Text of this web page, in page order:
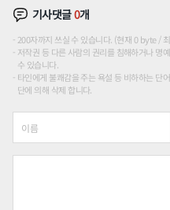
기사댓글0개
200자까지 쓰실 수 있습니다. (현재 0 byte /
저작권 등 다른 사람의 권리를 침해하거나 명
수 있습니다.
타인에게 불쾌감을 주는 욕설 등 비하하는 단
단에 의해 삭제 합니다.